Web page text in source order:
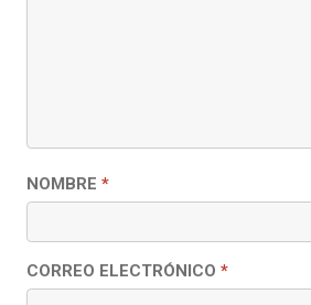
NOMBRE *
CORREO ELECTRÓNICO *